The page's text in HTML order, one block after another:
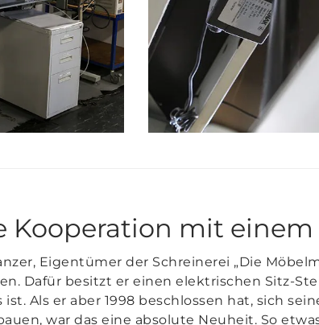
Kooperation mit
Eigentümer der Schreinerei „Die
Dafür besitzt er einen elektrischen Sitz-
Als er aber 1998 beschlossen hat, sich
war das eine absolute Neuheit. So